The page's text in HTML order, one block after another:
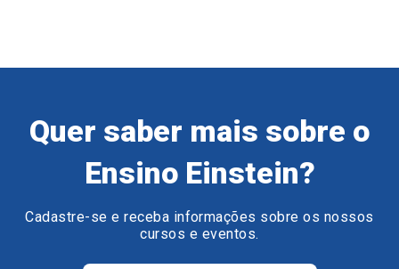
Quer saber mais sobre o
Ensino Einstein?
Cadastre-se e receba informações sobre os nossos
cursos e eventos.